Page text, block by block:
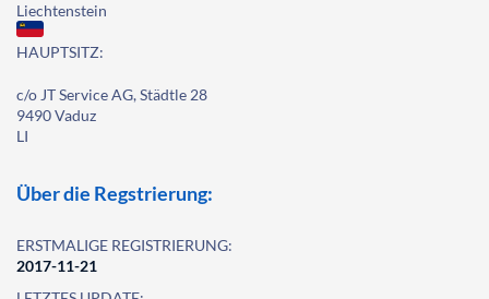
Liechtenstein
HAUPTSITZ:
c/o JT Service AG, Städtle 28
9490 Vaduz
LI
Über die Regstrierung:
ERSTMALIGE REGISTRIERUNG:
2017-11-21